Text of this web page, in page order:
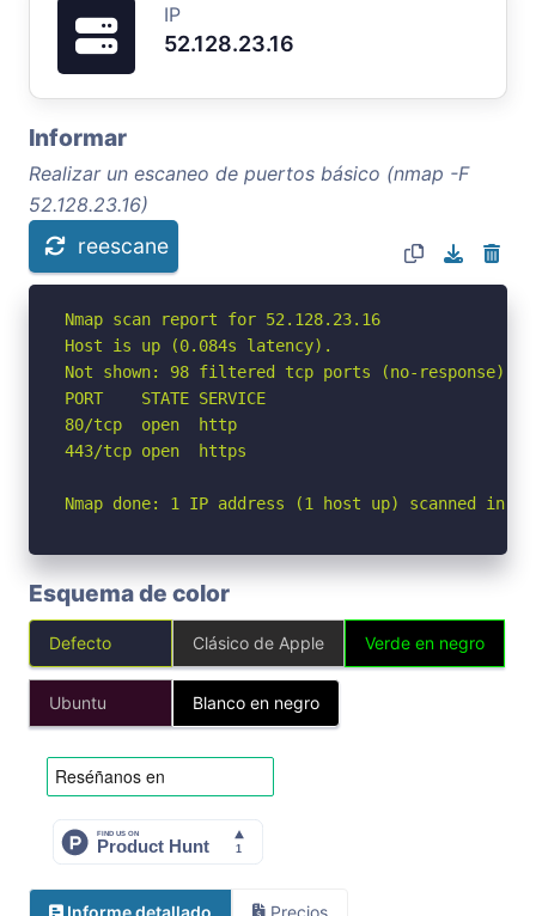
IP
52.128.23.16
Informar
Realizar un escaneo de puertos básico (nmap -F
52.128.23.16)
reescane
Nmap scan report for 52.128.23.16
Host is up (0.084s latency).
Not shown: 98 filtered tcp ports (no-response)
PORT    STATE SERVICE
80/tcp  open  http
443/tcp open  https
Nmap done: 1 IP address (1 host up) scanned in
Esquema de color
Defecto Clásico de Apple Verde en negro
Ubuntu Blanco en negro
Informe detallado Precios